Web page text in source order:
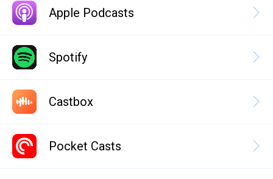
Apple Podcasts
Spotify
Castbox
Pocket Casts